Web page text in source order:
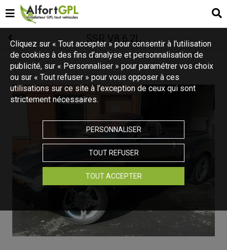
SSR V8 6.2L
Cliquez sur « Tout accepter » pour consentir à l'utilisation
de cookies à des fins d’analyse et personnalisation de
publicité, sur « Personnaliser » pour paramétrer vos choix
ou sur « Tout refuser » pour vous opposer à ces
utilisations sur ce site à l’exception de ceux qui sont
strictement nécessaires.
PERSONNALISER
TOUT REFUSER
TOUT ACCEPTER